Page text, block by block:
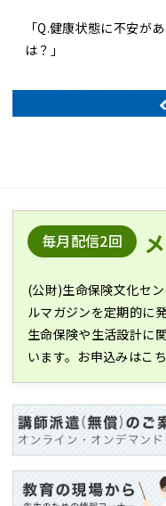
「Q.健康状態に不安が
は？」
毎月配信2回
(公財)生命保険文化セ
ルマガジンを定期的に発
生命保険や生活設計に
います。お申込みはこち